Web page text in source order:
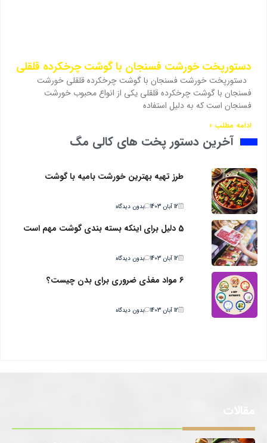
دستورپخت خورشت فسنجان با گوشت چرخکرده قلقلی
دستورپخت خورشت فسنجان با گوشت چرخکرده قلقلی خورشت
فسنجان با گوشت چرخکرده قلقلی یکی از انواع محبوب خورشت
فسنجان است که به دلیل استفاده
ادامه مطلب »
آخرین دستور پخت های کالی مگ
طرز تهیه بهترین خورشت بامیه با گوشت
12 آبان 1403 بدون دیدگاه
5 دلیل برای اینکه بسته بندی گوشت مهم است
12 آبان 1403 بدون دیدگاه
6 مواد مغذی ضروری برای بدن چیست؟
12 آبان 1403 بدون دیدگاه